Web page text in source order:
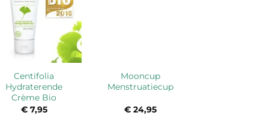
Centifolia
Hydraterende
Crème Bio
€7,95
Mooncup
Menstruatiecup
€ 24,95